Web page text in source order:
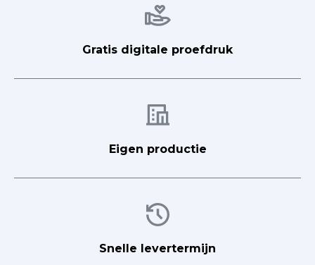
Afbeelding
Gratis digitale proefdruk
Afbeelding
Eigen productie
Afbeelding
Snelle levertermijn